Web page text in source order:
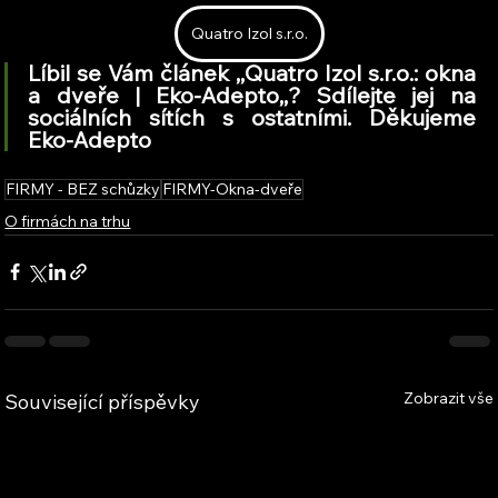
Quatro Izol s.r.o.
Líbil se Vám článek ,,Quatro Izol s.r.o.: okna
a dveře | Eko-Adepto,,? Sdílejte jej na
sociálních sítích s ostatními. Děkujeme
Eko-Adepto
FIRMY - BEZ schůzky FIRMY-Okna-dveře
O firmách na trhu
Související příspěvky Zobrazit vše